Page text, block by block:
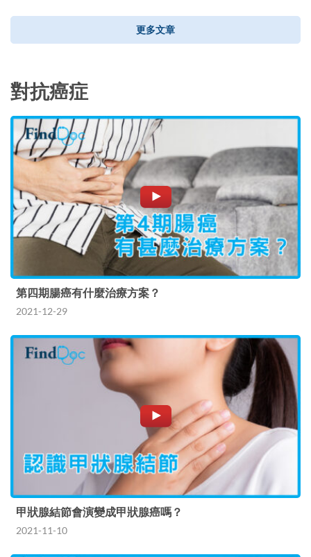
更多文章
對抗癌症
第四期腸癌有什麼治療方案？
2021-12-29
甲狀腺結節會演變成甲狀腺癌嗎？
2021-11-10